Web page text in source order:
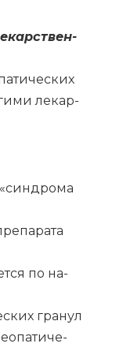
ле­кар­
по на­
гра­нул